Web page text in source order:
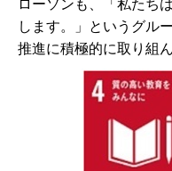
ローソンも、「私たち
します。」というグル
推進に積極的に取り組